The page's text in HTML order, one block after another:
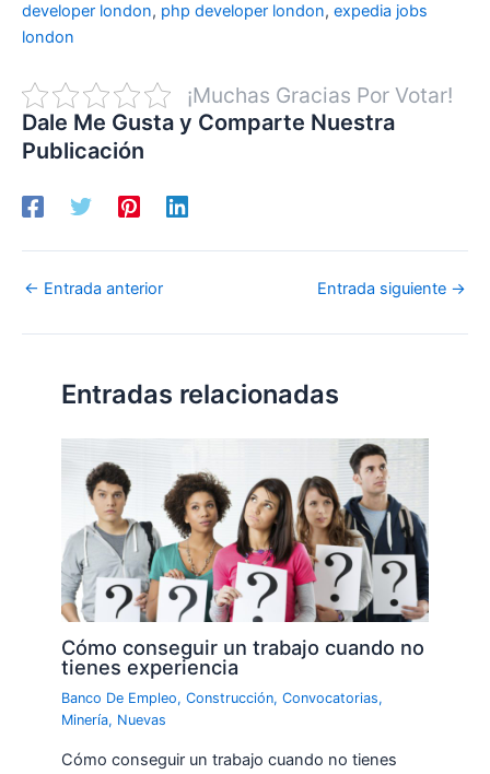
developer london, php developer london, expedia jobs
london
¡Muchas Gracias Por Votar!
Dale Me Gusta y Comparte Nuestra
Publicación
← Entrada anterior Entrada siguiente →
Entradas relacionadas
Cómo conseguir un trabajo cuando no
tienes experiencia
Banco De Empleo,Construcción,Convocatorias,
Minería, Nuevas
Cómo conseguir un trabajo cuando no tienes